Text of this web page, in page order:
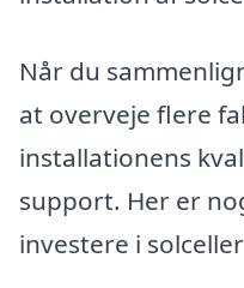
Når du
at overveje flere
installationens
support. Her er
investere i